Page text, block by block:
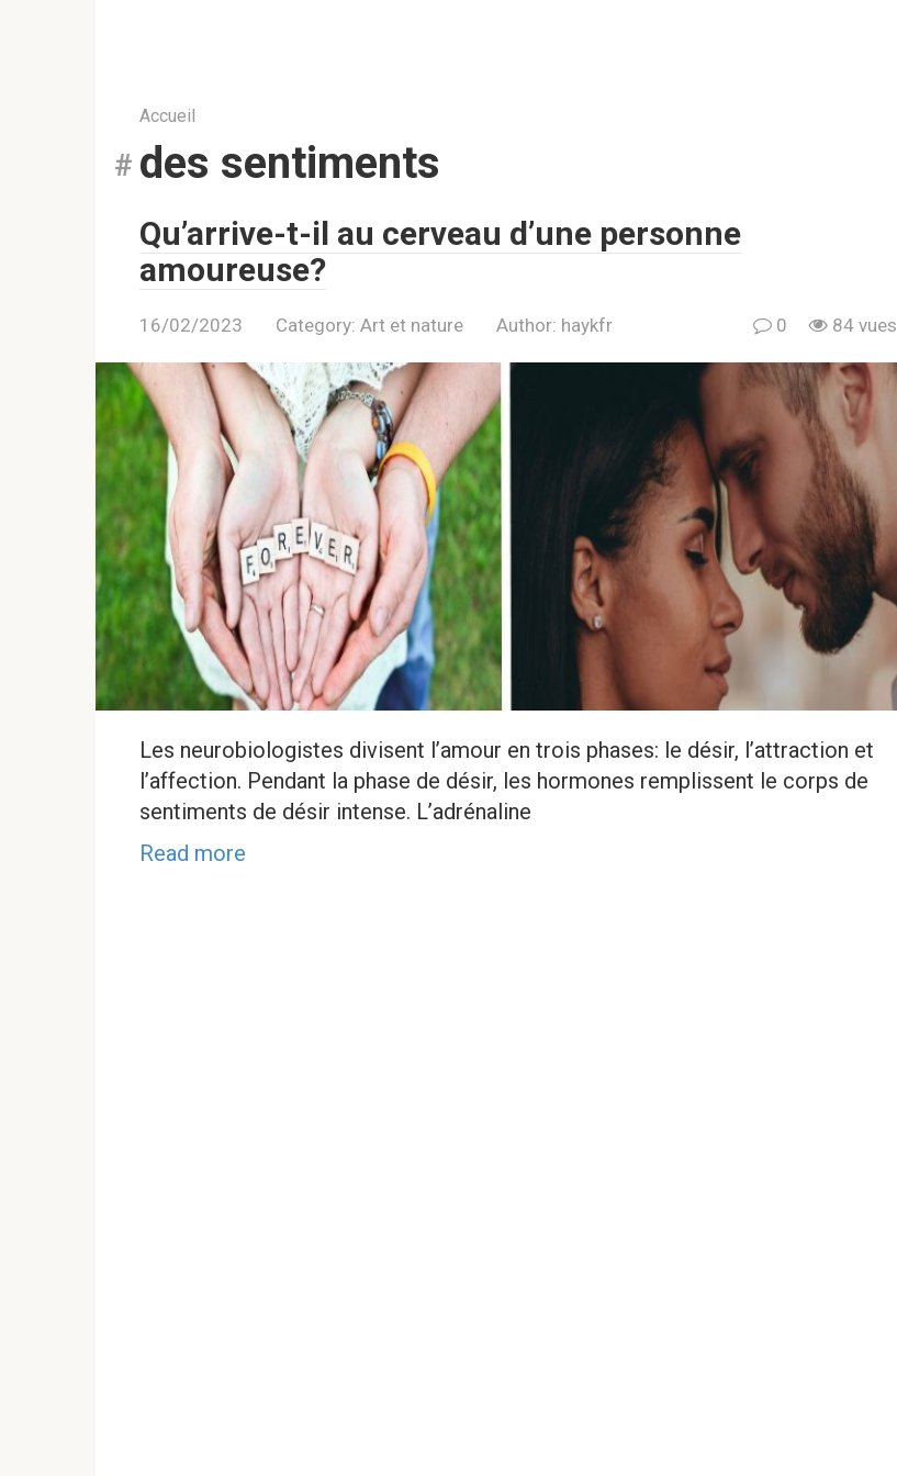
Accueil
des sentiments
Qu’arrive-t-il au cerveau d’une personne
amoureuse?
16/02/2023 Category: Art et nature Author: haykfr 0 84 vues
Les neurobiologistes divisent l’amour en trois phases: le désir, l’attraction et
l’affection. Pendant la phase de désir, les hormones remplissent le corps de
sentiments de désir intense. L’adrénaline
Read more